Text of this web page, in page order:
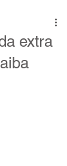
extra